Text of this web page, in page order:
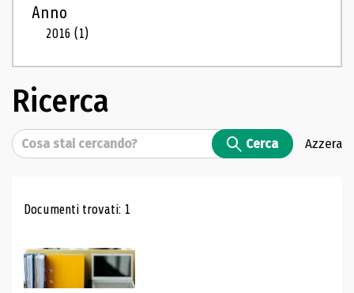
Anno
2016(1)
Ricerca
Cerca Cerca Azzera
Risultati di ricerca
Documenti trovati: 1